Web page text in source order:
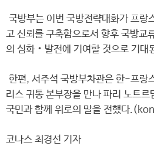
국방부는 이번 국방전략대화가 프랑
고 신뢰를 구축함으로서 향후 국방교
의 심화‧발전에 기여할 것으로 기대
한편, 서주석 국방부차관은 한-프랑
리스 귀통 본부장을 만나 파리 노트르
국민과 함께 위로의 말을 전했다
코나스 최경선 기자